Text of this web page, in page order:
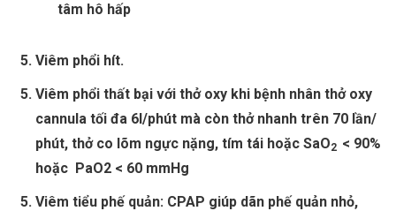
tâm hô hấp
Viêm phổi hít.
Viêm phổi thất bại với thở oxy khi bệnh nhân thở oxy
cannula tối đa 6l/phút mà còn thở nhanh trên 70 lần/
phút, thở co lõm ngực nặng, tím tái hoặc SaO2 < 90%
hoặc PaO2 < 60 mmHg
Viêm tiểu phế quản: CPAP giúp dãn phế quản nhỏ,